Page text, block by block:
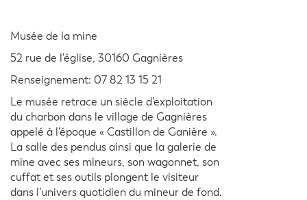
Musée de la mine
52 rue de l'église, 30160 Gagnières
Renseignement: 07 82 13 15 21
Le musée retrace un siècle d’exploitation
du charbon dans le village de Gagnières
appelé à l’époque « Castillon de Ganière ».
La salle des pendus ainsi que la galerie de
mine avec ses mineurs, son wagonnet, son
cuffat et ses outils plongent le visiteur
dans l’univers quotidien du mineur de fond.